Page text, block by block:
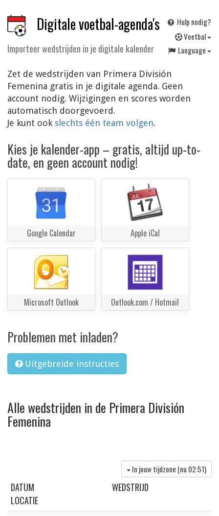
Digitale voetbal-agenda's
Importeer wedstrijden in je digitale kalender
Hulp nodig?
Voetbal
Language
Zet de wedstrijden van Primera División
Femenina gratis in je digitale agenda. Geen
account nodig. Wijzigingen en scores worden
automatisch doorgevoerd.
Je kunt ook slechts één team volgen.
Kies je kalender-app – gratis, altijd up-to-
date, en geen account nodig!
Google Calendar Apple iCal
Microsoft Outlook Outlook.com / Hotmail
Problemen met inladen?
Uitgebreide instructies
Alle wedstrijden in de Primera División
Femenina
In jouw tijdzone (nu 02:51)
DATUM
WEDSTRIJD
LOCATIE